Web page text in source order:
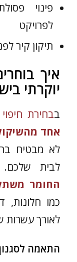
לפרויקט
תיקון קיר לפני חיפוי:
איך
יוקרתי
בבחירת
אחד
לא מבטיח
לבית
החומר
כמו חלונות,
לאורך עשרות
התאמה